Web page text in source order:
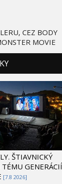
CEZ BODY
MOVIE
ŠTIAVNICKÝ
[7.8 2026]